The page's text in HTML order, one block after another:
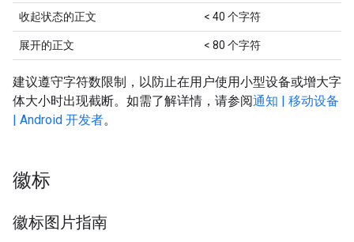
收起状态的正文 < 40 个字符
展开的正文 < 80 个字符
建议遵守字符数限制，以防止在用户使用小型设备或增大字
体大小时出现截断。如需了解详情，请参阅通知 | 移动设备
| Android 开发者。
徽标
徽标图片指南